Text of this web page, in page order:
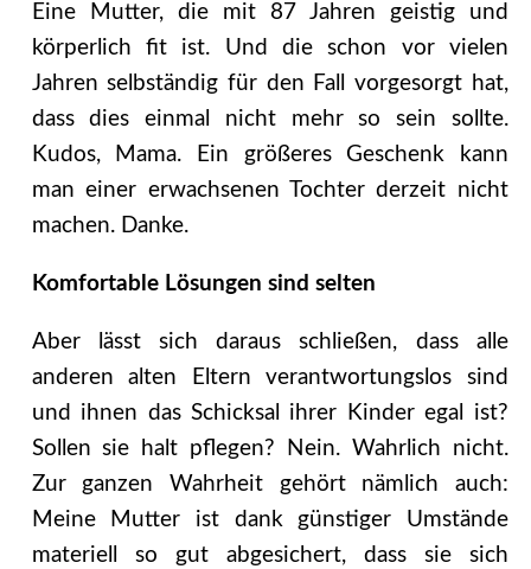
Eine Mutter, die mit 87 Jahren geistig und
körperlich fit ist. Und die schon vor vielen
Jahren selbständig für den Fall vorgesorgt hat,
dass dies einmal nicht mehr so sein sollte.
Kudos, Mama. Ein größeres Geschenk kann
man einer erwachsenen Tochter derzeit nicht
machen. Danke.
Komfortable Lösungen sind selten
Aber lässt sich daraus schließen, dass alle
anderen alten Eltern verantwortungslos sind
und ihnen das Schicksal ihrer Kinder egal ist?
Sollen sie halt pflegen? Nein. Wahrlich nicht.
Zur ganzen Wahrheit gehört nämlich auch:
Meine Mutter ist dank günstiger Umstände
materiell so gut abgesichert, dass sie sich